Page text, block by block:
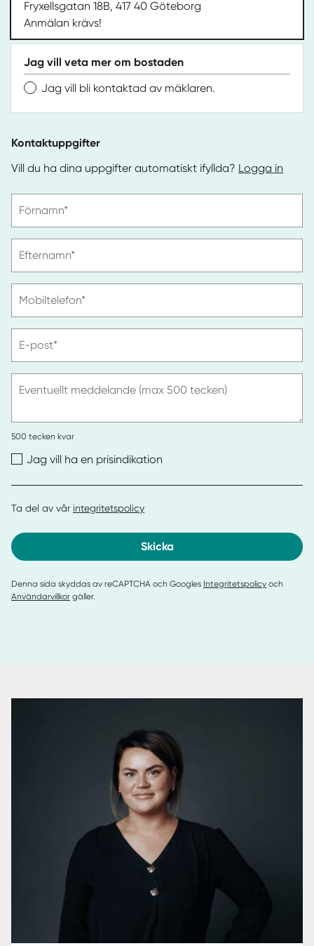
Fryxellsgatan 18B, 417 40 Göteborg
Anmälan krävs!
Jag vill veta mer om bostaden
Jag vill bli kontaktad av mäklaren.
Kontaktuppgifter
Vill du ha dina uppgifter automatiskt ifyllda? Logga in
ange
Förnamn*
ange
Efternamn*
ange
Mobiltelefon*
ange
post
E-post*
Eventuellt meddelande (max 500 tecken)
500 tecken kvar
Jag vill ha en prisindikation
Ta del av vår integritetspolicy
Skicka
Denna sida skyddas av reCAPTCHA och Googles Integritetspolicy och
Användarvillkor gäller.